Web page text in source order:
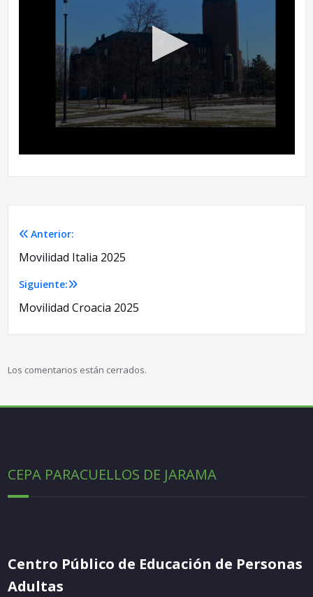
Navegación
de
entradas
Anterior:
Movilidad Italia 2025
Siguiente:
Movilidad Croacia 2025
Los comentarios están cerrados.
CEPA PARACUELLOS DE JARAMA
Centro Público de Educación de Personas
Adultas